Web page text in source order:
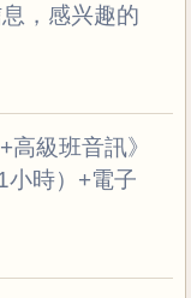
，感兴趣的
級班音訊》
小時）+電子